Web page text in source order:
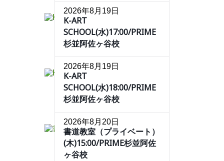
2026年8月19日
K-ART
SCHOOL(水)17:00/PRIME
杉並阿佐ヶ谷校
2026年8月19日
K-ART
SCHOOL(水)18:00/PRIME
杉並阿佐ヶ谷校
2026年8月20日
書道教室（プライベート）
(木)15:00/PRIME杉並阿佐
ヶ谷校